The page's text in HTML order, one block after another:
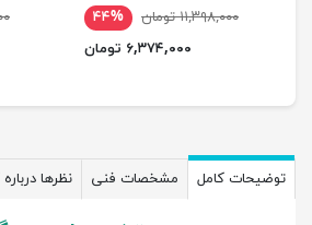
۱۱,۳۹۸,۰۰۰ تومان
۴۴%
۶,۳۷۴,۰۰۰ تومان
توضیحات کامل مشخصات فنی نظرها درباره